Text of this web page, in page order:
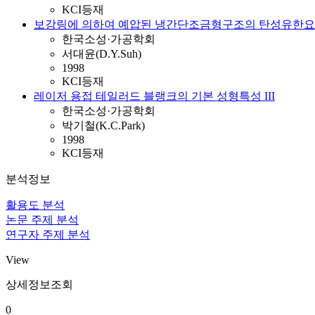
KCI등재
보강링에 의하여 예압된 냉간단조금형구조의 탄성유한
한국소성·가공학회
서대윤(D.Y.Suh)
1998
KCI등재
레이저 용접 테일러드 블랭크의 기본 성형특성 III
한국소성·가공학회
박기철(K.C.Park)
1998
KCI등재
분석정보
활용도 분석
논문 주제 분석
연구자 주제 분석
View
상세정보조회
0